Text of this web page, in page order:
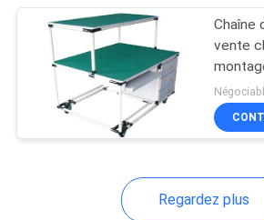
Support de
d'acier
Chaîne
vente
profil
sur
Regardez plus